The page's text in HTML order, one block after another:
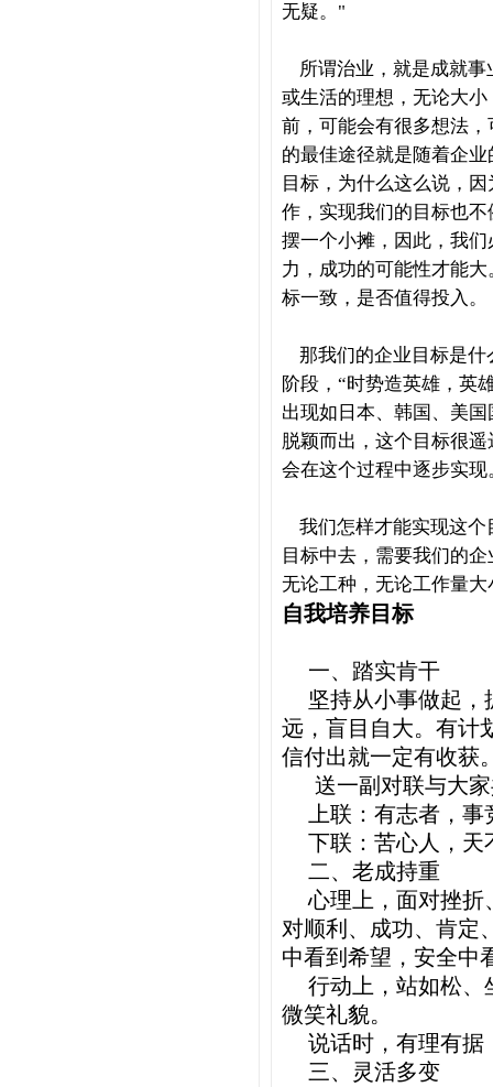
无疑。 "
所谓治业，就是成就
或生活的理想，无论大
前，可能会有很多想法
的最佳途径就是随着企
目标，为什么这么说，
作，实现我们的目标也
摆一个小摊，因此，我
力，成功的可能性才能
标一致，是否值得投入。
那我们的企业目标是
阶段，“时势造英雄，英
出现如日本、韩国、美
脱颖而出，这个目标很
会在这个过程中逐步实现
我们怎样才能实现这
目标中去，需要我们的
无论工种，无论工作量
自我培养目标
一、踏实肯干
坚持从小事做起，
远，盲目自大。有计
信付出就一定有收获
送一副对联与大家
上联：有志者，事
下联：苦心人，天
二、老成持重
心理上，面对挫折
对顺利、成功、肯定
中看到希望，安全中
行动上，站如松、
微笑礼貌。
说话时，有理有据
三、灵活多变